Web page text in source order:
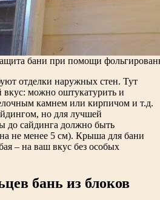
бани при помощи
отделки наружных стен. Тут
можно оштукатурить и
камнем или кирпичом и т.д.
но для лучшей
до сайдинга должно быть
не менее 5 см). Крыша для бани
– на ваш вкус без особых
бань из блоков